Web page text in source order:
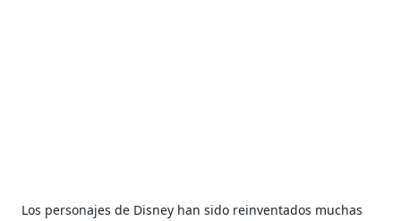
Los personajes de Disney han sido reinventados muchas